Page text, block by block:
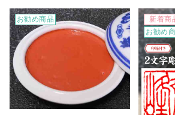
お勧め商品
新着商
お勧め